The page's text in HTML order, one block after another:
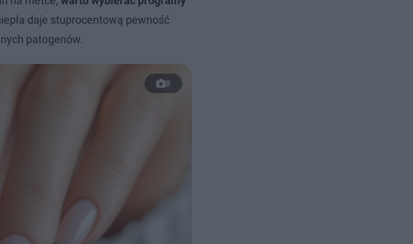
daje stuprocentową pewność
patogenów.
8